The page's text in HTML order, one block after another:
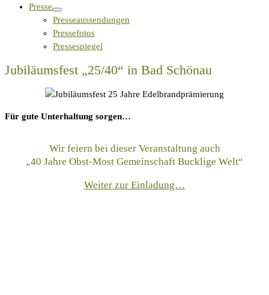
Presse
Presseaussendungen
Pressefotos
Pressespiegel
Jubiläumsfest „25/40“ in Bad Schönau
Für gute Unterhaltung sorgen…
Wir feiern bei dieser Veranstaltung auch
„40 Jahre Obst-Most Gemeinschaft Bucklige Welt“
Weiter zur Einladung…